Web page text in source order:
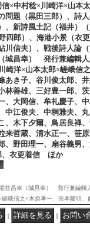
×中村稔×川崎洋×山本
問題（黒田三郎）、詩
、新詩風土記（福井）
四郎）、海港小景（衣
川信夫）、戦後詩人論
昌幸） 発行兼編輯人
崎洋×山本太郎×嵯峨信
あき子、谷川俊太郎、
林善雄、三好豊一郎、
、大岡信、牟礼慶子、
中江俊夫、中桐雅夫、
、木下夕爾、鳥居良禅
来哲蔵、清水正一、笹
、野田理一、扇谷義男
、衣更着信 ほか
並昌幸（城昌幸） 発行兼編
峨信之×木原孝一、吉本隆明
｜ ｜